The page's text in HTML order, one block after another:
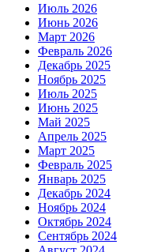
Июль 2026
Июнь 2026
Март 2026
Февраль 2026
Декабрь 2025
Ноябрь 2025
Июль 2025
Июнь 2025
Май 2025
Апрель 2025
Март 2025
Февраль 2025
Январь 2025
Декабрь 2024
Ноябрь 2024
Октябрь 2024
Сентябрь 2024